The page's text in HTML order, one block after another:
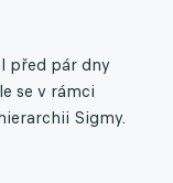
před pár dny
se v rámci
Sigmy.